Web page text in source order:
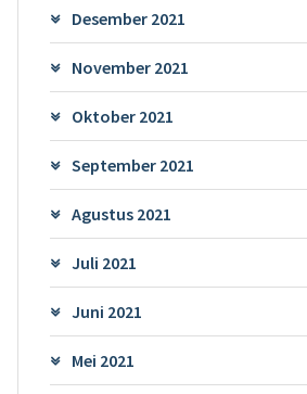
Desember 2021
November 2021
Oktober 2021
September 2021
Agustus 2021
Juli 2021
Juni 2021
Mei 2021